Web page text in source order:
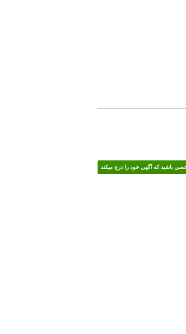
باشید که آگهی خود را درج میکند